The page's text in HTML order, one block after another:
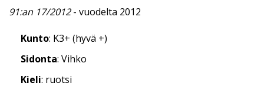
91:an 17/2012- vuodelta 2012
Kunto: K3+ (hyvä +)
Sidonta: Vihko
Kieli: ruotsi